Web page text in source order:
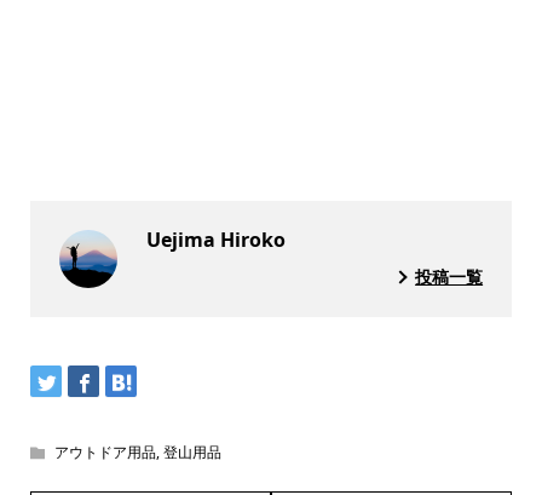
Uejima Hiroko
投稿一覧
アウトドア用品,登山用品